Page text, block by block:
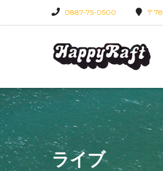
0887-75-0500 〒
ライブ